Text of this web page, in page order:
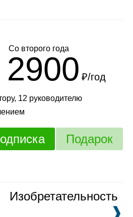
Со второго года
2900 ₽/год
12 руководителю
Подарок
Изобретательность
❱